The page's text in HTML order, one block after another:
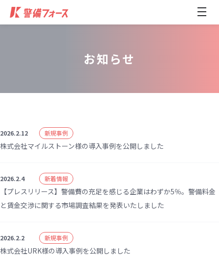
メ
ュ
お知らせ
2026.2.12 新規事例
株式会社マイルストーン様の導入事例を公開しました
2026.2.4 新着情報
【プレスリリース】警備費の充足を感じる企業はわずか5％。警備料金
と賃金交渉に関する市場調査結果を発表いたしました
2026.2.2 新規事例
株式会社URK様の導入事例を公開しました